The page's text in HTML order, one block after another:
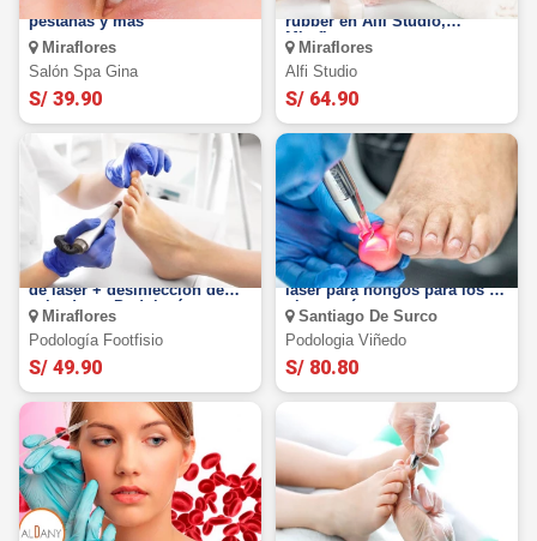
Miraflores: Extensiones de
pestañas y más
Miraflores
Salón Spa Gina
S/ 39.90
Manicura con nivelación
rubber en Alfi Studio,
Miraflores.
Miraflores
Alfi Studio
S/ 64.90
Podología integral +sesión
de laser + desinfección de
calzado en Podología
Footfisio Miraflores
Miraflores
Podología Footfisio
S/ 49.90
5 sesiones de tratamiento
láser para hongos para los 2
pies y más.
Santiago De Surco
Podologia Viñedo
S/ 80.80